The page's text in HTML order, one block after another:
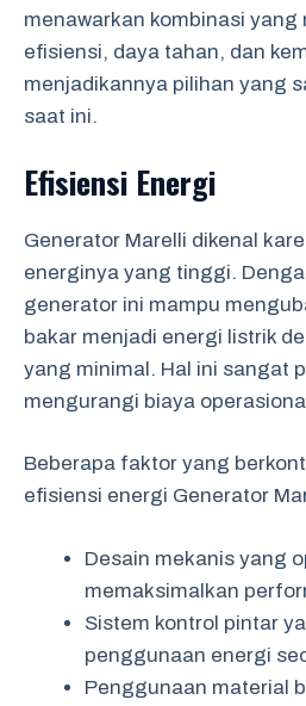
menawarkan kombinasi
efisiensi, daya tahan, dan
menjadikannya pilihan yang
saat ini.
Efisiensi Energi
Generator Marelli dikenal
energinya yang tinggi.
generator ini mampu
bakar menjadi energi listrik
yang minimal. Hal ini sangat
mengurangi biaya
Beberapa faktor yang
efisiensi energi Generator
Desain mekanis yang
memaksimalkan
Sistem kontrol pintar
penggunaan energi
Penggunaan material